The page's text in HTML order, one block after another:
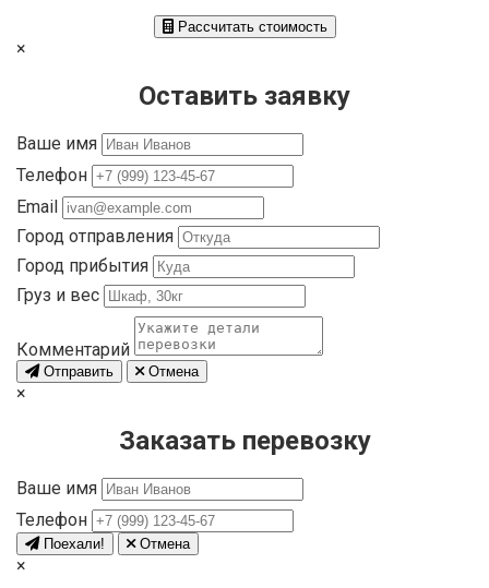
Рассчитать стоимость
×
Оставить заявку
Ваше имя
Телефон
Email
Город отправления
Город прибытия
Груз и вес
Комментарий
Отправить Отмена
×
Заказать перевозку
Ваше имя
Телефон
Поехали! Отмена
×